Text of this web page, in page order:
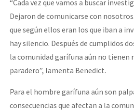
“Cada vez que vamos a buscar
Dejaron de comunicarse con
que según ellos eran los que iban a
hay silencio. Después de cumplidos
la comunidad garífuna aún no tienen
paradero”, lamenta Benedict.
Para el hombre garífuna aún son
consecuencias que afectan a la